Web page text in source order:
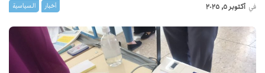
أخبار السیاسیة في أكتوبر 5, 2025